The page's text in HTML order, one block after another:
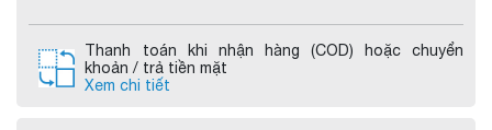
Thanh toán khi nhận hàng (COD) hoặc chuyển
khoản / trả tiền mặt
Xem chi tiết